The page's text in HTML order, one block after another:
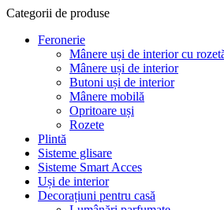
Categorii de produse
Feronerie
Mânere uși de interior cu
Mânere uși de interior
Butoni uși de interior
Mânere mobilă
Opritoare uși
Rozete
Plintă
Sisteme glisare
Sisteme Smart Acces
Uși de interior
Decorațiuni pentru casă